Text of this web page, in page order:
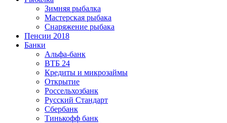
Зимняя рыбалка
Мастерская рыбака
Снаряжение рыбака
Пенсии 2018
Банки
Альфа-банк
ВТБ 24
Кредиты и микрозаймы
Открытие
Россельхозбанк
Русский Стандарт
Сбербанк
Тинькофф банк